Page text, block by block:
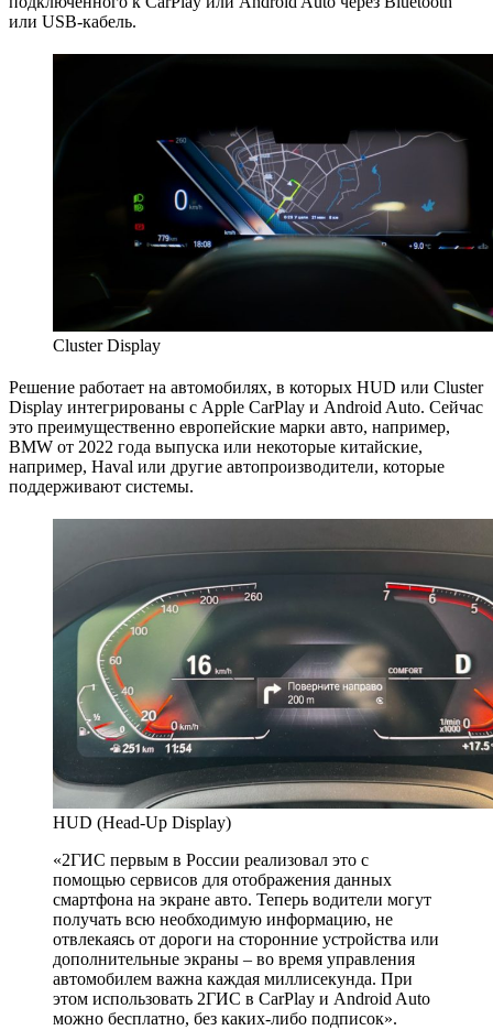
или USB-кабель.
Cluster Display
Решение работает на автомобилях, в которых HUD или Cluster
Display интегрированы с Apple CarPlay и Android Auto. Сейчас
это преимущественно европейские марки авто, например,
BMW от 2022 года выпуска или некоторые китайские,
например, Haval или другие автопроизводители, которые
поддерживают системы.
HUD (Head-Up Display)
«2ГИС первым в России реализовал это с
помощью сервисов для отображения данных
смартфона на экране авто. Теперь водители могут
получать всю необходимую информацию, не
отвлекаясь от дороги на сторонние устройства или
дополнительные экраны – во время управления
автомобилем важна каждая миллисекунда. При
этом использовать 2ГИС в CarPlay и Android Auto
можно бесплатно, без каких-либо подписок».